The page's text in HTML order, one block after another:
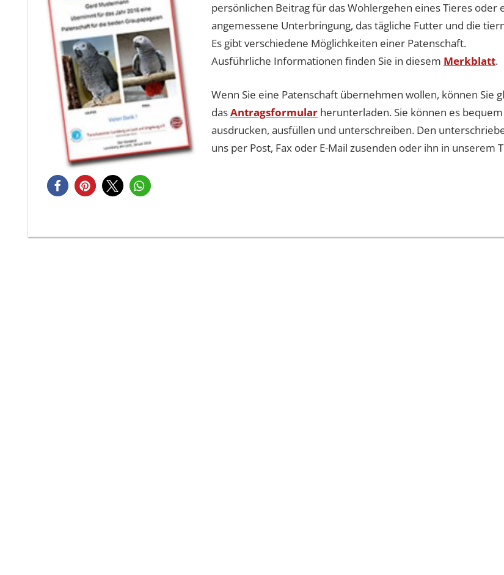
persönlichen Beitrag für das Wohlergehen eines Tieres oder
angemessene Unterbringung, das tägliche Futter und die
Es gibt verschiedene Möglichkeiten einer Patenschaft.
Ausführliche Informationen finden Sie in diesem Merkblatt.
Wenn Sie eine Patenschaft übernehmen wollen, können Sie
dasAntragsformular herunterladen. Sie können es
ausdrucken, ausfüllen und unterschreiben. Den
uns per Post, Fax oder E-Mail zusenden oder ihn in unserem